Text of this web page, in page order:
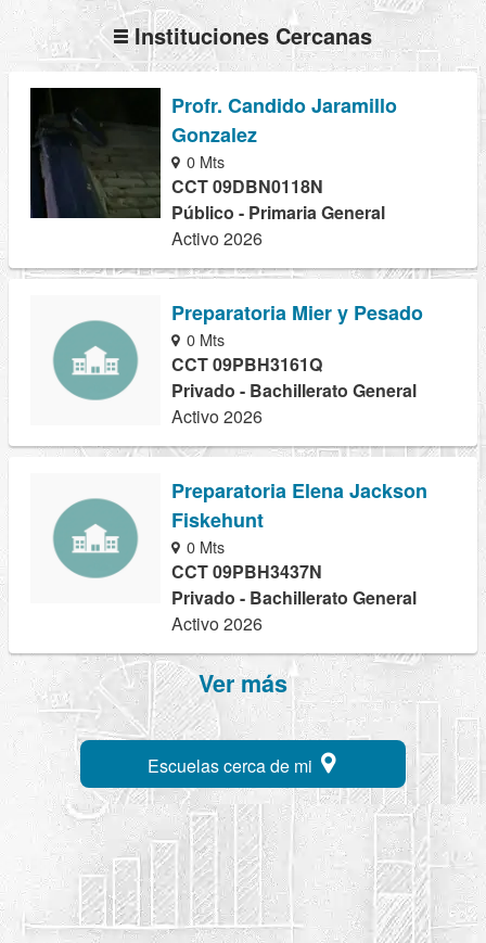
Instituciones Cercanas
Profr. Candido Jaramillo
Gonzalez
0 Mts
CCT 09DBN0118N
Público - Primaria General
Activo 2026
Preparatoria Mier y Pesado
0 Mts
CCT 09PBH3161Q
Privado - Bachillerato General
Activo 2026
Preparatoria Elena Jackson
Fiskehunt
0 Mts
CCT 09PBH3437N
Privado - Bachillerato General
Activo 2026
Ver más
Escuelas cerca de mi